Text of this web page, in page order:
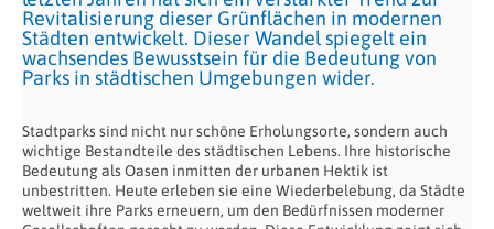
Revitalisierung dieser Grünflächen in modernen
Städten entwickelt. Dieser Wandel spiegelt ein
wachsendes Bewusstsein für die Bedeutung von
Parks in städtischen Umgebungen wider.
Stadtparks sind nicht nur schöne Erholungsorte, sondern auch
wichtige Bestandteile des städtischen Lebens. Ihre historische
Bedeutung als Oasen inmitten der urbanen Hektik ist
unbestritten. Heute erleben sie eine Wiederbelebung, da Städte
weltweit ihre Parks erneuern, um den Bedürfnissen moderner